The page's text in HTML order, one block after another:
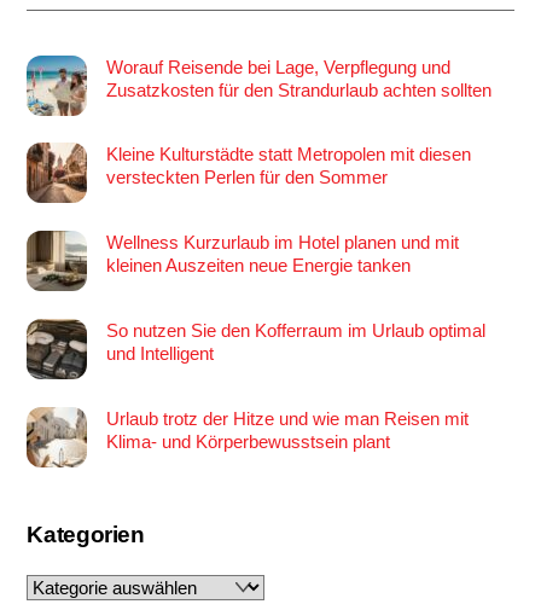
Worauf Reisende bei Lage, Verpflegung und
Zusatzkosten für den Strandurlaub achten sollten
Kleine Kulturstädte statt Metropolen mit diesen
versteckten Perlen für den Sommer
Wellness Kurzurlaub im Hotel planen und mit
kleinen Auszeiten neue Energie tanken
So nutzen Sie den Kofferraum im Urlaub optimal
und Intelligent
Urlaub trotz der Hitze und wie man Reisen mit
Klima- und Körperbewusstsein plant
Kategorien
Kategorien